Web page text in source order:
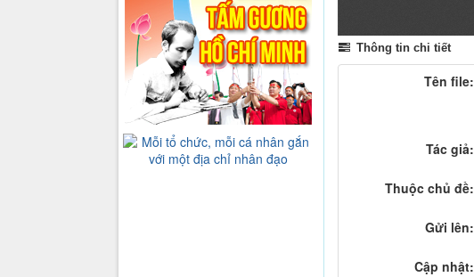
Thông tin chi tiết
Tên file:
Tác giả:
Thuộc chủ đề:
Gửi lên:
Cập nhật: